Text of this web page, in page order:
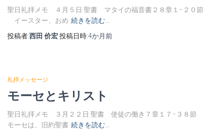
聖日礼拝メモ ４月５日 聖書 マタイの福音書２８章１−２０節
イースター、おめ 続きを読む…
投稿者:西田 价宏投稿日時:4か月前
礼拝メッセージ
モーセとキリスト
聖日礼拝メモ ３月２２日 聖書 使徒の働き７章１７−３８節
モーセは、旧約聖書 続きを読む…